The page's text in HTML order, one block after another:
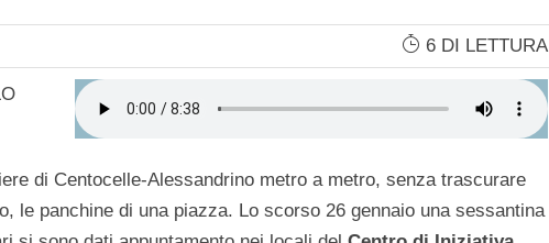
6 DI LETTURA
di Centocelle-Alessandrino metro a metro, senza trascurare
le panchine di una piazza. Lo scorso 26 gennaio una sessantina